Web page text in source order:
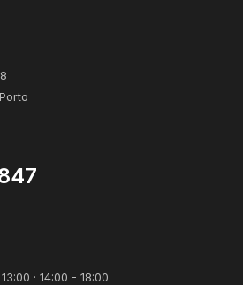
· 14:00 - 18:00